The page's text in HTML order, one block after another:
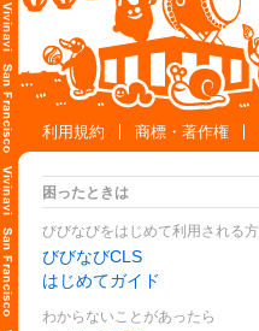
利用規約
商標・著作権
困ったときは
びびなびをはじめて利用される方
びびなびCLS
はじめてガイド
わからないことがあったら